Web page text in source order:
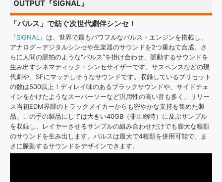
OUTPUT『SIGNAL』
「パルス」で紡ぐ次世代劇伴シンセ！
『SIGNAL』 は、世界で最もパワフルなパルス・エンジンを搭載し、
アナログ～デジタルシンセや生楽器のサウンドを2つ重ねて合成。さ
らに人間の脈拍のような“パルス”を掛け合わせ、脈動するサウンドを
生み出すシネマティック・シンセサイザーです。サスペンスなどの現
代劇や、SFにマッチしそうなサウンドです。収録しているプリセット
の数は500以上！ディレイ味のあるプラックサウンドや、サイドチェ
インをかけたようなスーパーソーなど汎用性の高い音も多く、リリー
ス当初EDM界隈のトラックメイカーからも密やかな支持を集めた製
品。この手の製品にしては大きい40GB（非圧縮時）に及ぶサンプル
を収録し、レイヤーさせるサンプルの組み合わせだけでも膨大な種類
のサウンドを生み出します。パルスは最大で4種類を併用可能で、ま
さに脈動するサウンドをデザインできます。